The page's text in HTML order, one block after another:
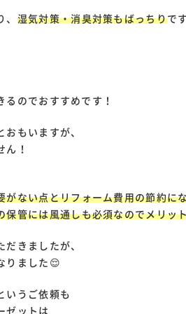
、 湿気対策・消臭対策もばっちりで
のでおすすめです！
もいますが、
ん！
がない点とリフォーム費用の節約に
保管には風通しも必須なのでメリッ
きましたが、
りました😌
いうご依頼も
ゼットは